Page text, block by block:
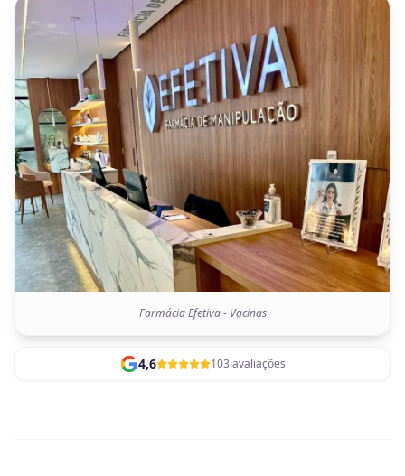
Farmácia Efetiva - Vacinas
4,6 103 avaliações